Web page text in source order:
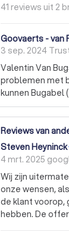
41 reviews uit 2
Goovaerts - van
3 sep. 2024
Valentin Van
problemen met
kunnen Bugabel
Reviews van
Steven Heyninck
4 mrt. 2025
Wij zijn
onze wensen,
de klant voorop,
hebben. De